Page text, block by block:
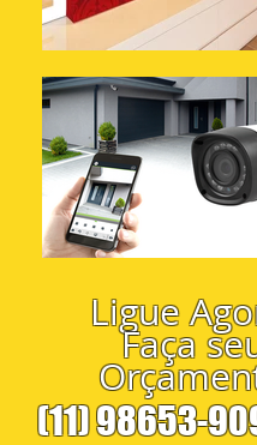
Ligue
Faça
(11) 98653-